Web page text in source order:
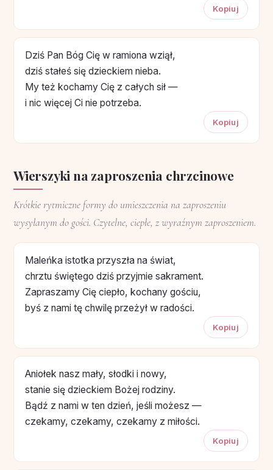
Kopiuj
Dziś Pan Bóg Cię w ramiona wziął,
dziś stałeś się dzieckiem nieba.
My też kochamy Cię z całych sił —
i nic więcej Ci nie potrzeba.
Kopiuj
Wierszyki na zaproszenia chrzcinowe
Krótkie rytmiczne formy do umieszczenia na zaproszeniu
wysyłanym do gości. Czytelne, ciepłe, z wyraźnym zaproszeniem.
Maleńka istotka przyszła na świat,
chrztu świętego dziś przyjmie sakrament.
Zapraszamy Cię ciepło, kochany gościu,
byś z nami tę chwilę przeżył w radości.
Kopiuj
Aniołek nasz mały, słodki i nowy,
stanie się dzieckiem Bożej rodziny.
Bądź z nami w ten dzień, jeśli możesz —
czekamy, czekamy, czekamy z miłości.
Kopiuj